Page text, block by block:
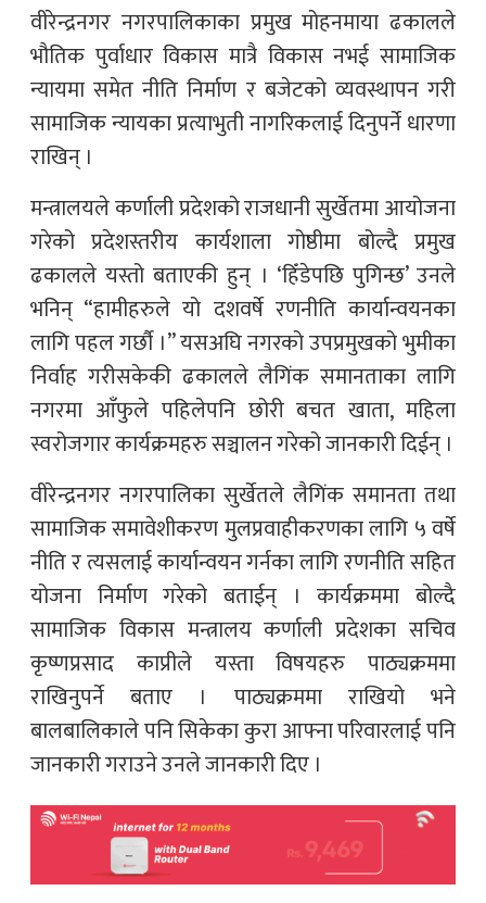
वीरेन्द्रनगर नगरपालिकाका प्रमुख मोहनमाया ढकालले
भौतिक पुर्वाधार विकास मात्रै विकास नभई सामाजिक
न्यायमा समेत नीति निर्माण र बजेटको व्यवस्थापन गरी
सामाजिक न्यायका प्रत्याभुती नागरिकलाई दिनुपर्ने धारणा
राखिन् ।
मन्त्रालयले कर्णाली प्रदेशको राजधानी सुर्खेतमा आयोजना
गरेको प्रदेशस्तरीय कार्यशाला गोष्ठीमा बोल्दै प्रमुख
ढकालले यस्तो बताएकी हुन् । ‘हिँडेपछि पुगिन्छ’ उनले
भनिन् “हामीहरुले यो दशवर्षे रणनीति कार्यान्वयनका
लागि पहल गर्छौ ।” यसअघि नगरको उपप्रमुखको भुमीका
निर्वाह गरीसकेकी ढकालले लैगिंक समानताका लागि
नगरमा आँफुले पहिलेपनि छोरी बचत खाता, महिला
स्वरोजगार कार्यक्रमहरु सञ्चालन गरेको जानकारी दिईन् ।
वीरेन्द्रनगर नगरपालिका सुर्खेतले लैगिंक समानता तथा
सामाजिक समावेशीकरण मुलप्रवाहीकरणका लागि ५ वर्षे
नीति र त्यसलाई कार्यान्वयन गर्नका लागि रणनीति सहित
योजना निर्माण गरेको बताईन् । कार्यक्रममा बोल्दै
सामाजिक विकास मन्त्रालय कर्णाली प्रदेशका सचिव
कृष्णप्रसाद काप्रीले यस्ता विषयहरु पाठ्यक्रममा
राखिनुपर्ने बताए । पाठ्यक्रममा राखियो भने
बालबालिकाले पनि सिकेका कुरा आफ्ना परिवारलाई पनि
जानकारी गराउने उनले जानकारी दिए ।